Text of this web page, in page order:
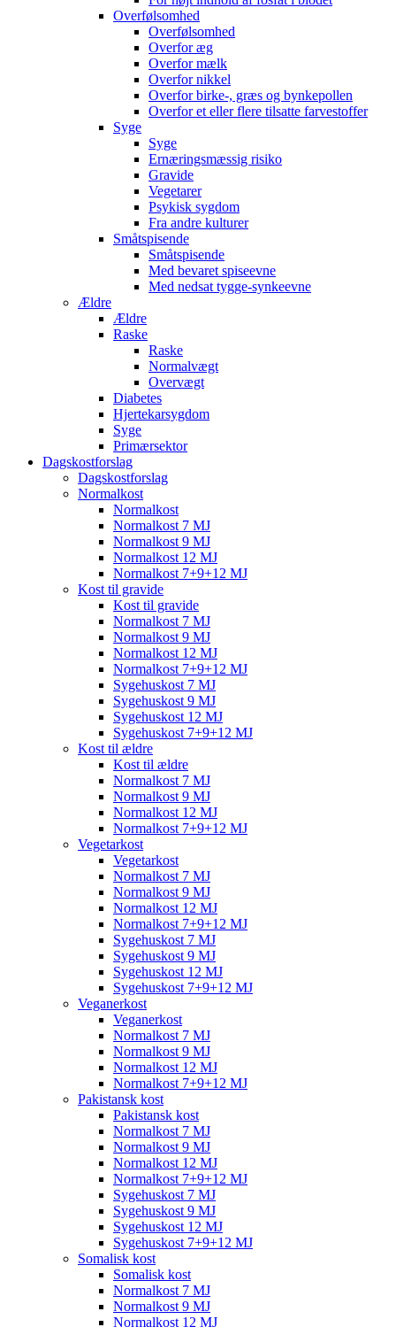
Overfølsomhed
Overfølsomhed
Overfor æg
Overfor mælk
Overfor nikkel
Overfor birke-, græs og bynkepollen
Overfor et eller flere tilsatte farvestoffer
Syge
Syge
Ernæringsmæssig risiko
Gravide
Vegetarer
Psykisk sygdom
Fra andre kulturer
Småtspisende
Småtspisende
Med bevaret spiseevne
Med nedsat tygge-synkeevne
Ældre
Ældre
Raske
Raske
Normalvægt
Overvægt
Diabetes
Hjertekarsygdom
Syge
Primærsektor
Dagskostforslag
Dagskostforslag
Normalkost
Normalkost
Normalkost 7 MJ
Normalkost 9 MJ
Normalkost 12 MJ
Normalkost 7+9+12 MJ
Kost til gravide
Kost til gravide
Normalkost 7 MJ
Normalkost 9 MJ
Normalkost 12 MJ
Normalkost 7+9+12 MJ
Sygehuskost 7 MJ
Sygehuskost 9 MJ
Sygehuskost 12 MJ
Sygehuskost 7+9+12 MJ
Kost til ældre
Kost til ældre
Normalkost 7 MJ
Normalkost 9 MJ
Normalkost 12 MJ
Normalkost 7+9+12 MJ
Vegetarkost
Vegetarkost
Normalkost 7 MJ
Normalkost 9 MJ
Normalkost 12 MJ
Normalkost 7+9+12 MJ
Sygehuskost 7 MJ
Sygehuskost 9 MJ
Sygehuskost 12 MJ
Sygehuskost 7+9+12 MJ
Veganerkost
Veganerkost
Normalkost 7 MJ
Normalkost 9 MJ
Normalkost 12 MJ
Normalkost 7+9+12 MJ
Pakistansk kost
Pakistansk kost
Normalkost 7 MJ
Normalkost 9 MJ
Normalkost 12 MJ
Normalkost 7+9+12 MJ
Sygehuskost 7 MJ
Sygehuskost 9 MJ
Sygehuskost 12 MJ
Sygehuskost 7+9+12 MJ
Somalisk kost
Somalisk kost
Normalkost 7 MJ
Normalkost 9 MJ
Normalkost 12 MJ